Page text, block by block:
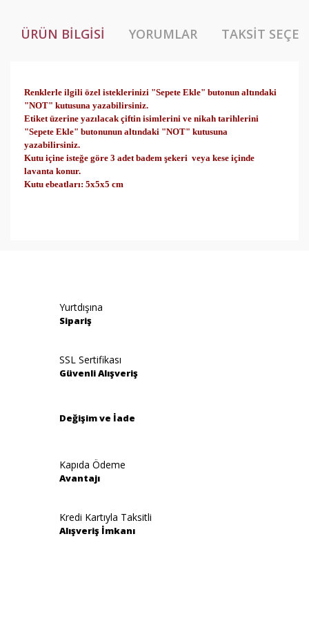
ÜRÜN BILGISI YORUMLAR TAKSIT
Renklerle ilgili özel isteklerinizi "Sepete Ekle" butonun altındaki
"NOT" kutusuna yazabilirsiniz.
Etiket üzerine yazılacak çiftin isimlerini ve nikah tarihlerini
"Sepete Ekle" butonunun altındaki "NOT" kutusuna
yazabilirsiniz.
Kutu içine isteğe göre 3 adet badem şekeri veya kese içinde
lavanta konur.
Kutu ebeatları: 5x5x5 cm
Ürün resmi kalitesiz, bozuk veya görüntülenemiyor.
Ürün bilgilerinde hatalar bulunuyor.
Ürün fiyatı diğer sitelerden daha pahalı.
Yurtdışına
Sipariş
SSL Sertifikası
Güvenli Alışveriş
Değişim ve İade
Kapıda Ödeme
Avantajı
Kredi Kartıyla Taksitli
Alışveriş İmkanı